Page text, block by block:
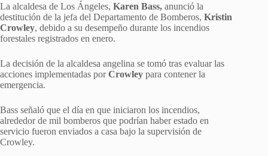
La alcaldesa de Los Ángeles, Karen Bass, anunció la
destitución de la jefa del Departamento de Bomberos, Kristin
Crowley, debido a su desempeño durante los incendios
forestales registrados en enero.
La decisión de la alcaldesa angelina se tomó tras evaluar las
acciones implementadas porCrowley para contener la
emergencia.
Bass señaló que el día en que iniciaron los incendios,
alrededor de mil bomberos que podrían haber estado en
servicio fueron enviados a casa bajo la supervisión de
Crowley.